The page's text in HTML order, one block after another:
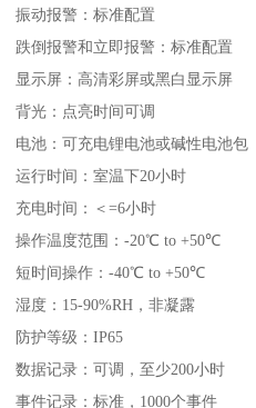
振动报警：标准配置
跌倒报警和立即报警：标准配置
显示屏：高清彩屏或黑白显示屏
背光：点亮时间可调
电池：可充电锂电池或碱性电池包
运行时间：室温下20小时
充电时间：＜=6小时
操作温度范围：-20℃ to +50℃
短时间操作：-40℃ to +50℃
湿度：15-90%RH，非凝露
防护等级：IP65
数据记录：可调，至少200小时
事件记录：标准，1000个事件